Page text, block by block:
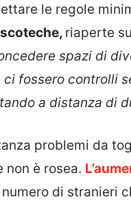
le regole
riaperte
spazi di
fossero controlli
a distanza di
problemi da
non è rosea.
di stranieri